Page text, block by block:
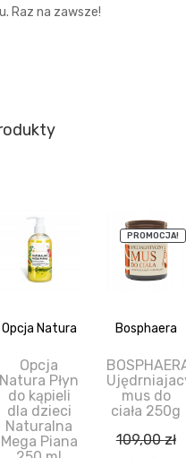
Raz na zawsze!
Opcja Natura
Opcja
Natura Płyn
do kąpieli
dla dzieci
Naturalna
Mega Piana
PROMOCJA!
Bosphaera
mus do
ciała 250g
109,00zł